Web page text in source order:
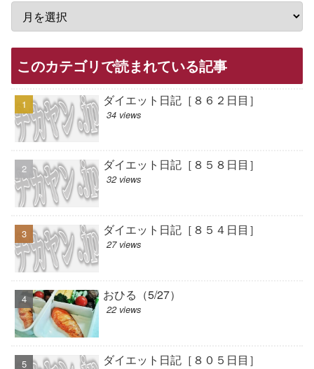
このカテゴリで読まれている記事
ダイエット日記［８６２日目］
34 views
ダイエット日記［８５８日目］
32 views
ダイエット日記［８５４日目］
27 views
おひる（5/27）
22 views
ダイエット日記［８０５日目］